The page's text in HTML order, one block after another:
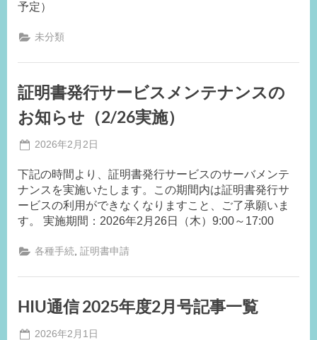
予定）
未分類
証明書発行サービスメンテナンスの
お知らせ（2/26実施）
Posted
2026年2月2日
務
局
S.A
下記の時間より、証明書発行サービスのサーバメンテ
ナンスを実施いたします。この期間内は証明書発行サ
ービスの利用ができなくなりますこと、ご了承願いま
す。 実施期間：2026年2月26日（木）9:00～17:00
各種手続 ,証明書申請
HIU通信 2025年度2月号記事一覧
Posted
2026年2月1日